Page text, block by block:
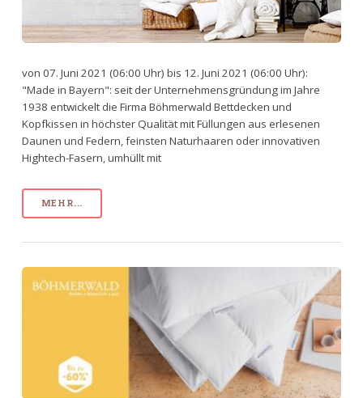
von 07. Juni 2021 (06:00 Uhr) bis 12. Juni 2021 (06:00 Uhr):
"Made in Bayern": seit der Unternehmensgründung im Jahre
1938 entwickelt die Firma Böhmerwald Bettdecken und
Kopfkissen in höchster Qualität mit Füllungen aus erlesenen
Daunen und Federn, feinsten Naturhaaren oder innovativen
Hightech-Fasern, umhüllt mit
MEHR...